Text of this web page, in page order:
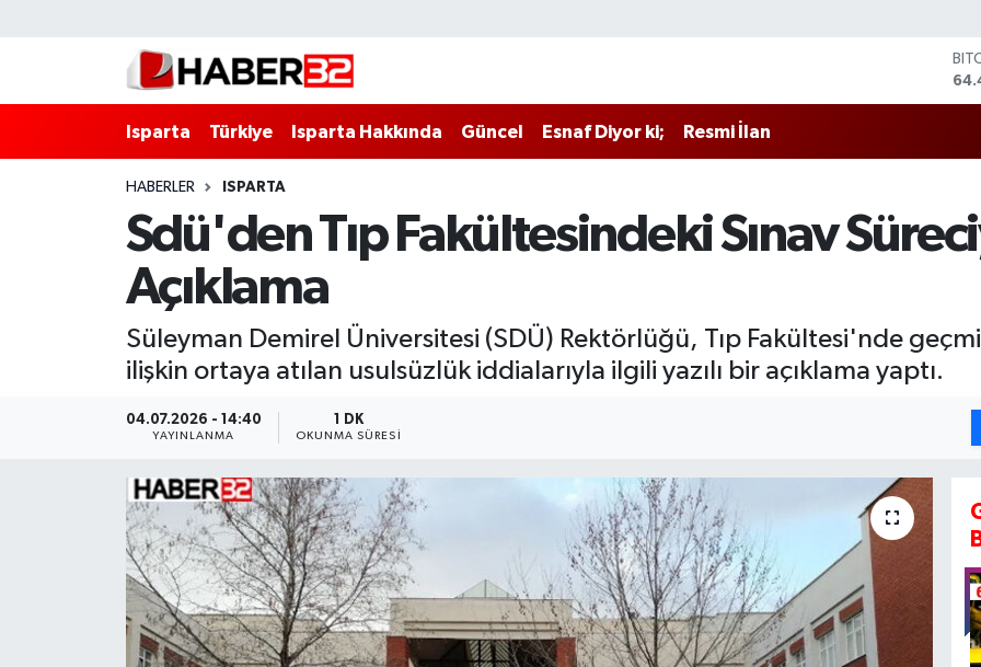
Isparta Türkiye Isparta Hakkında Güncel Esnaf Diyor ki; Resmi İlan
HABERLER ISPARTA
Sdü'den Tıp Fakültesindeki Sınav
Açıklama
Süleyman Demirel Üniversitesi (SDÜ) Rektörlüğü, Tıp Fakültesi'nde
ilişkin ortaya atılan usulsüzlük iddialarıyla ilgili yazılı bir açıklama yaptı.
04.07.2026 - 14:40
YAYINLANMA
1 DK
OKUNMA SÜRESI
Isparta Hakkında
Esnaf Diyor ki;
BİLİM VE TEKNOLOJİ
HABERDE İNSAN
KÜLTÜR SANAT
Isparta Nöbetçi Eczaneler
Isparta Hava Durumu
Isparta Trafik Yoğunluk Haritası
Süper Lig Puan Durumu ve Fikstür
Tüm Manşetler
Son Dakika Haberleri
Haber Arşivi